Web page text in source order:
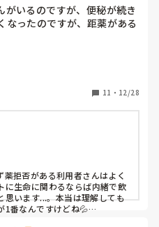
いるのですが、便秘が続き
なったのですが、距薬がある
でご飯に入れてほしい。生命
みたいなんですが、下剤と
いいのでしょうか？
11 ・ 12/28
拒否がある利用者さんはよく
に生命に関わるならば内緒で飲
思います...。本当は理解しても
1番なんですけどね💦